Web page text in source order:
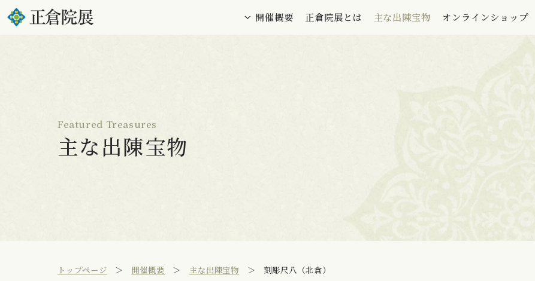
開催概要 正倉院展とは 主な出陳宝物 オンラインショップ
トップページ 開催概要 主な出陳宝物 刻彫尺八（北倉）
Featured Treasures
主な出陳宝物